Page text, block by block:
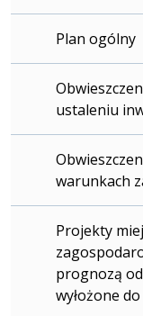
Plan ogólny
ustaleniu
warunkach
Projekty
prognozą
wyłożone